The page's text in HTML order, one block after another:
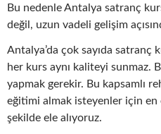
Bu nedenle Antalya satranç
değil, uzun vadeli gelişim
Antalya’da çok sayıda satranç
her kurs aynı kaliteyi sunmaz.
yapmak gerekir. Bu kapsamlı
eğitimi almak isteyenler için
şekilde ele alıyoruz.